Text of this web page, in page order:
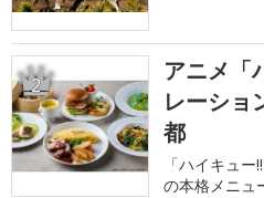
2
アニメ「
レーショ
都
「ハイキュ
の本格メニュ